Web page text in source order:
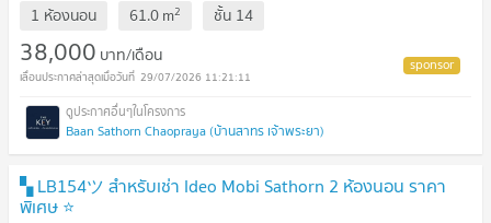
1 ห้องนอน 61.0m2 ชั้น 14
38,000 บาท/เดือน
29/07/2026 11:21:11
Baan Sathorn Chaopraya (บ้านสาทร เจ้าพระยา)
▚ LB154ツ สำหรับเช่า Ideo Mobi Sathorn 2 ห้องนอน ราคา
พิเศษ ⭐